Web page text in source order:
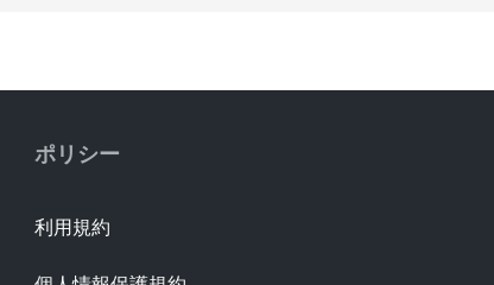
ポリシー
利用規約